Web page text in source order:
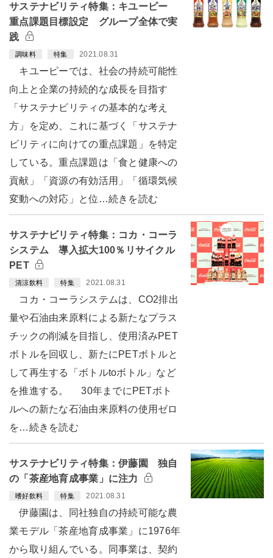
サステナビリティ特集：キユーピー
重点課題目標設定 グループ全体で実
践
調味料 特集 2021.08.31
キユーピーでは、社会の持続可能性
向上と企業の持続的な成長を目指す
「サステナビリティの基本的な考え
方」を定め、これに基づく「サステナ
ビリティに向けての重点課題」を特定
している。重点課題は「食と健康への
貢献」「資源の有効活用」「循環気候
変動への対応」と位…続きを読む
サステナビリティ特集：コカ・コーラ
システム 導入拡大100％リサイクル
PET
清涼飲料 特集 2021.08.31
コカ・コーラシステムは、CO2排出
量や石油由来原料による新たなプラス
チックの削減を目指し、使用済みPET
ボトルを回収し、新たにPETボトルと
して再生する「ボトルtoボトル」など
を推進する。 30年までにPETボト
ルへの新たな石油由来原料の使用ゼロ
を…続きを読む
サステナビリティ特集：伊藤園 独自
の「茶産地育成事業」に注力
嗜好飲料 特集 2021.08.31
伊藤園は、同社独自の持続可能な農
業モデル「茶産地育成事業」に1976年
から取り組んでいる。同事業は、契約